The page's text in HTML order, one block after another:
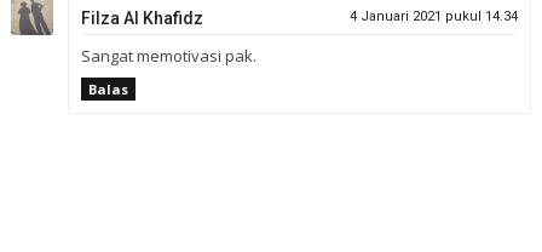
Filza Al Khafidz 4 Januari 2021 pukul 14.34
Sangat memotivasi pak.
Balas